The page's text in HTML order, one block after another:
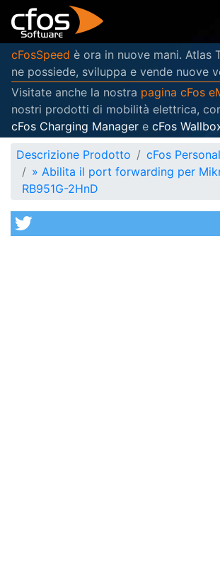
cFosSpeed è ora in nuove mani. Atlas
ne possiede, sviluppa e vende nuove
Visitate anche la nostra pagina cFos
nostri prodotti di mobilità elettrica,
cFos Charging Manager e cFos
Descrizione Prodotto
cFos
» Abilita il port forwarding per
RB951G-2HnD